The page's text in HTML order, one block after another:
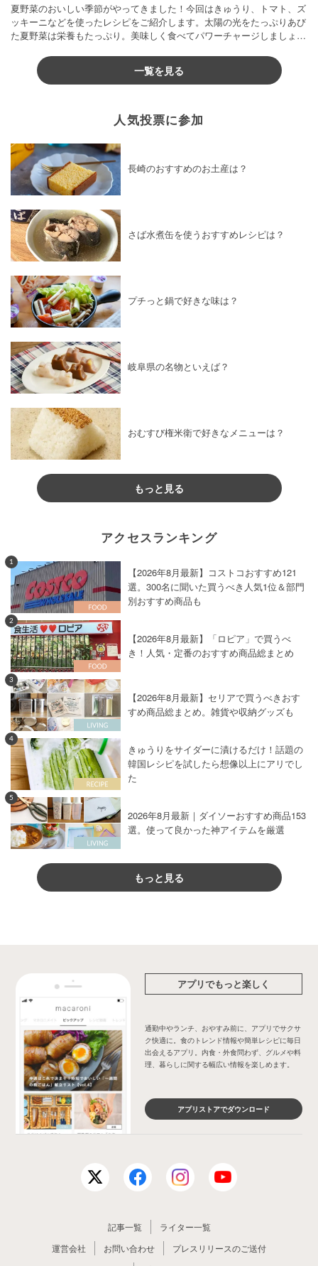
夏野菜のおいしい季節がやってきました！今回はきゅうり、トマト、ズ
ッキーニなどを使ったレシピをご紹介します。太陽の光をたっぷりあび
た夏野菜は栄養もたっぷり。美味しく食べてパワーチャージしましょう
一覧を見る
人気投票に参加
長崎のおすすめのお土産は？
さば水煮缶を使うおすすめレシピは？
プチっと鍋で好きな味は？
岐阜県の名物といえば？
おむすび権米衛で好きなメニューは？
もっと見る
アクセスランキング
1
【2026年8月最新】コストコおすすめ121
選。300名に聞いた買うべき人気1位＆部門
別おすすめ商品も
2
【2026年8月最新】「ロピア」で買うべ
き！人気・定番のおすすめ商品総まとめ
3
【2026年8月最新】セリアで買うべきおす
すめ商品総まとめ。雑貨や収納グッズも
4
きゅうりをサイダーに漬けるだけ！話題の
韓国レシピを試したら想像以上にアリでし
た
5
2026年8月最新｜ダイソーおすすめ商品153
選。使って良かった神アイテムを厳選
もっと見る
アプリでもっと楽しく
通勤中やランチ、おやすみ前に、アプリでサクサ
ク快適に。食のトレンド情報や簡単レシピに毎日
出会えるアプリ。内食・外食問わず、グルメや料
理、暮らしに関する幅広い情報を楽しめます。
アプリストアでダウンロード
記事一覧
ライター一覧
運営会社
お問い合わせ
プレスリリースのご送付